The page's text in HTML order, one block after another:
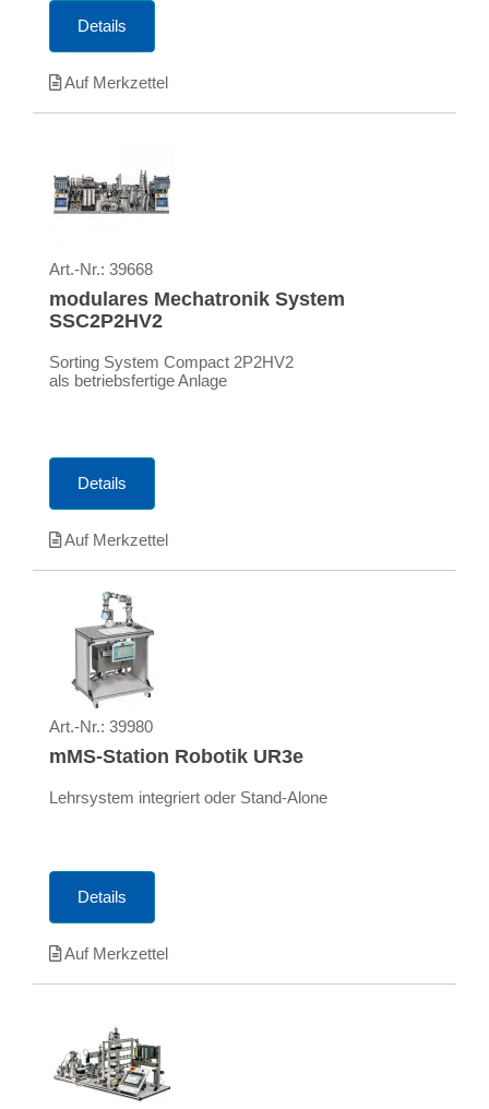
Details
Auf Merkzettel
Art.-Nr.: 39668
modulares Mechatronik System
SSC2P2HV2
Sorting System Compact 2P2HV2
als betriebsfertige Anlage
Details
Auf Merkzettel
Art.-Nr.: 39980
mMS-Station Robotik UR3e
Lehrsystem integriert oder Stand-Alone
Details
Auf Merkzettel